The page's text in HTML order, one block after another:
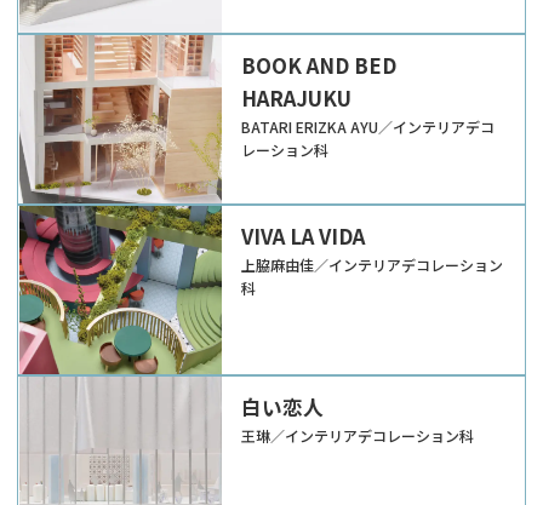
BOOK AND BED
HARAJUKU
BATARI ERIZKA AYU／インテリアデコ
レーション科
VIVA LA VIDA
上脇麻由佳／インテリアデコレーション
科
白い恋人
王琳／インテリアデコレーション科